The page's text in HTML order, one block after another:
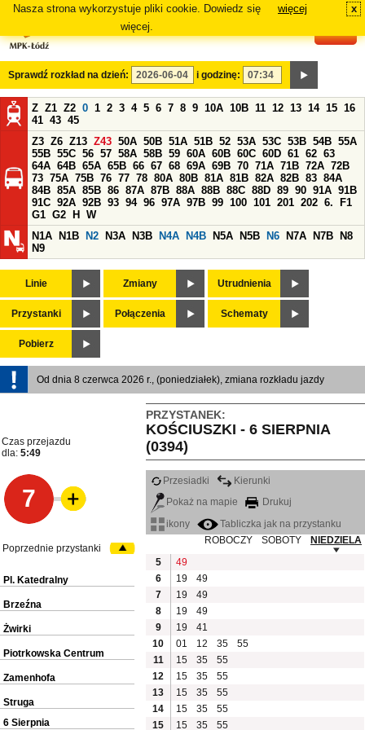
Nasza strona wykorzystuje pliki cookie. Dowiedz się
więcej.
więcej x
Sprawdź rozkład na dzień: i godzinę:
Z Z1 Z2 0 1 2 3 4 5 6 7 8 9 10A 10B 11 12 13 14 15 16
41 43 45
Z3 Z6 Z13 Z43 50A 50B 51A 51B 52 53A 53C 53B 54B 55A
55B 55C 56 57 58A 58B 59 60A 60B 60C 60D 61 62 63
64A 64B 65A 65B 66 67 68 69A 69B 70 71A 71B 72A 72B
73 75A 75B 76 77 78 80A 80B 81A 81B 82A 82B 83 84A
84B 85A 85B 86 87A 87B 88A 88B 88C 88D 89 90 91A 91B
91C 92A 92B 93 94 96 97A 97B 99 100 101 201 202 6.
F1
G1 G2 H
W
N1A
N1B N2 N3A N3B N4A N4B N5A N5B N6 N7A N7B
N8
N9
Linie Zmiany Utrudnienia
Przystanki Połączenia Schematy
Pobierz
Od dnia 8 czerwca 2026 r., (poniedziałek), zmiana rozkładu jazdy
PRZYSTANEK:
KOŚCIUSZKI - 6 SIERPNIA
(0394)
Czas przejazdu
dla: 5:49
7
Przesiadki
Kierunki
Pokaż na mapie
Drukuj
ikony
Tabliczka jak na przystanku
ROBOCZY
SOBOTY
NIEDZIELA
5
49
6
19
49
7
19
49
8
19
49
9
19
41
10
01 12 35
55
11
15 35
55
12
15 35
55
13
15 35
55
14
15 35
55
15
15 35 55
Poprzednie przystanki
Pl. Katedralny
Brzeźna
Żwirki
Piotrkowska Centrum
Zamenhofa
Struga
6 Sierpnia